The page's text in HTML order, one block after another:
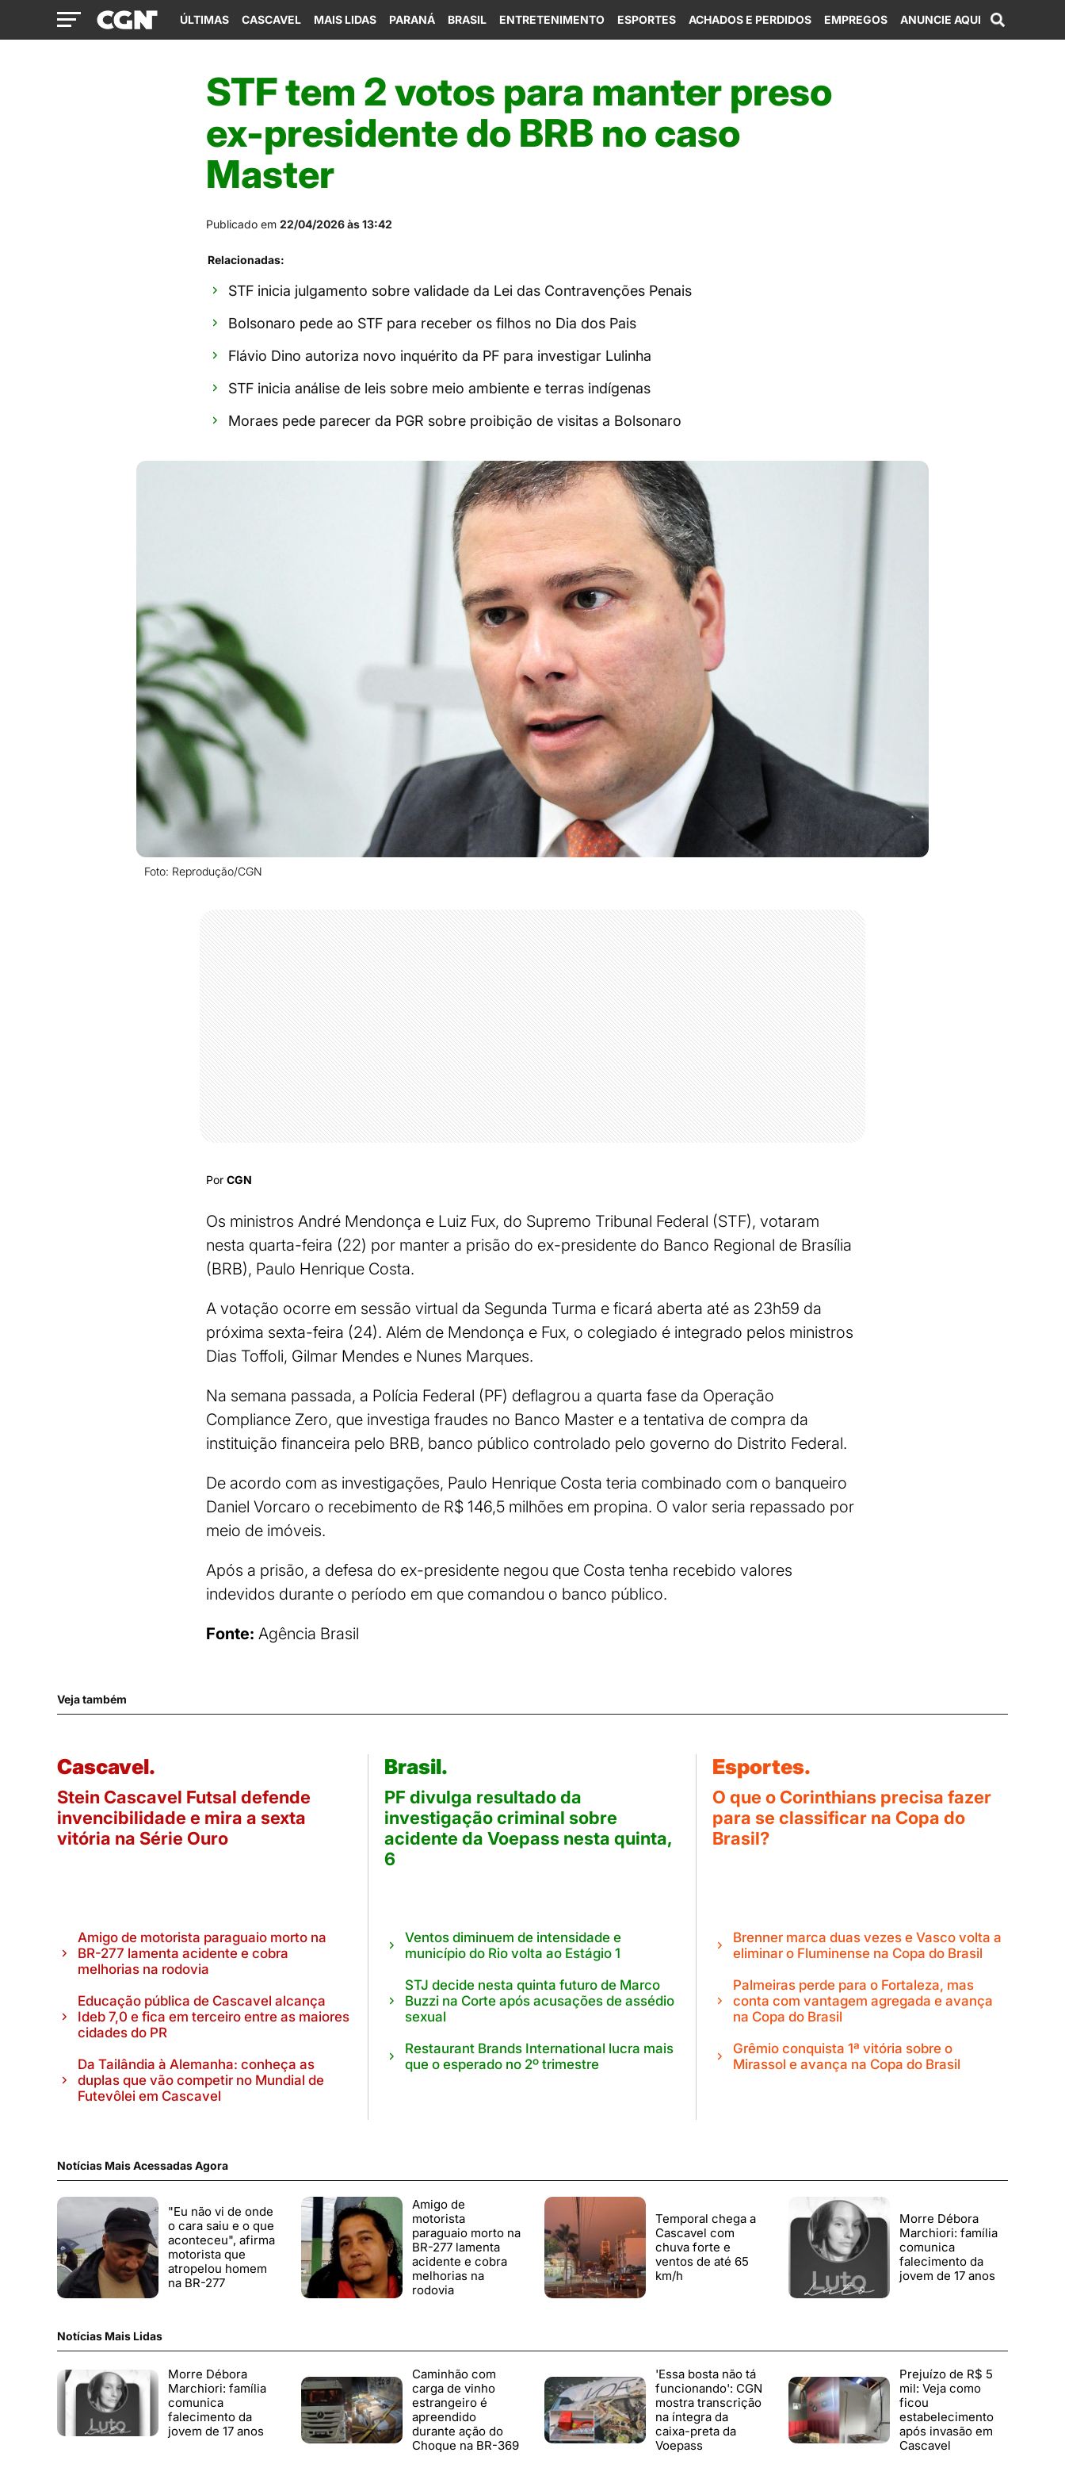
ÚLTIMAS CASCAVEL MAIS LIDAS PARANÁ BRASIL ENTRETENIMENTO ESPORTES ACHADOS E PERDIDOS EMPREGOS ANUNCIE AQUI
STF tem 2 votos para manter preso
ex-presidente do BRB no caso
Master
Publicado em 22/04/2026 às 13:42
Relacionadas:
STF inicia julgamento sobre validade da Lei das Contravenções Penais
Bolsonaro pede ao STF para receber os filhos no Dia dos Pais
Flávio Dino autoriza novo inquérito da PF para investigar Lulinha
STF inicia análise de leis sobre meio ambiente e terras indígenas
Moraes pede parecer da PGR sobre proibição de visitas a Bolsonaro
Foto: Reprodução/CGN
Por CGN
Os ministros André Mendonça e Luiz Fux, do Supremo Tribunal Federal (STF), votaram
nesta quarta-feira (22) por manter a prisão do ex-presidente do Banco Regional de Brasília
(BRB), Paulo Henrique Costa.
A votação ocorre em sessão virtual da Segunda Turma e ficará aberta até as 23h59 da
próxima sexta-feira (24). Além de Mendonça e Fux, o colegiado é integrado pelos ministros
Dias Toffoli, Gilmar Mendes e Nunes Marques.
Na semana passada, a Polícia Federal (PF) deflagrou a quarta fase da Operação
Compliance Zero, que investiga fraudes no Banco Master e a tentativa de compra da
instituição financeira pelo BRB, banco público controlado pelo governo do Distrito Federal.
De acordo com as investigações, Paulo Henrique Costa teria combinado com o banqueiro
Daniel Vorcaro o recebimento de R$ 146,5 milhões em propina. O valor seria repassado por
meio de imóveis.
Após a prisão, a defesa do ex-presidente negou que Costa tenha recebido valores
indevidos durante o período em que comandou o banco público.
Fonte: Agência Brasil
Veja também
Cascavel.
Stein Cascavel Futsal defende
invencibilidade e mira a sexta
vitória na Série Ouro
Amigo de motorista paraguaio morto na
BR-277 lamenta acidente e cobra
melhorias na rodovia
Educação pública de Cascavel alcança
Ideb 7,0 e fica em terceiro entre as maiores
cidades do PR
Da Tailândia à Alemanha: conheça as
duplas que vão competir no Mundial de
Futevôlei em Cascavel
Brasil.
PF divulga resultado da
investigação criminal sobre
acidente da Voepass nesta quinta,
6
Ventos diminuem de intensidade e
município do Rio volta ao Estágio 1
STJ decide nesta quinta futuro de Marco
Buzzi na Corte após acusações de assédio
sexual
Restaurant Brands International lucra mais
que o esperado no 2º trimestre
Esportes.
O que o Corinthians precisa fazer
para se classificar na Copa do
Brasil?
Brenner marca duas vezes e Vasco volta a
eliminar o Fluminense na Copa do Brasil
Palmeiras perde para o Fortaleza, mas
conta com vantagem agregada e avança
na Copa do Brasil
Grêmio conquista 1ª vitória sobre o
Mirassol e avança na Copa do Brasil
Notícias Mais Acessadas Agora
"Eu não vi de onde
o cara saiu e o que
aconteceu", afirma
motorista que
atropelou homem
na BR-277
Amigo de
motorista
paraguaio morto na
BR-277 lamenta
acidente e cobra
melhorias na
rodovia
Temporal chega a
Cascavel com
chuva forte e
ventos de até 65
km/h
Morre Débora
Marchiori: família
comunica
falecimento da
jovem de 17 anos
Notícias Mais Lidas
Morre Débora
Marchiori: família
comunica
falecimento da
jovem de 17 anos
Caminhão com
carga de vinho
estrangeiro é
apreendido
durante ação do
Choque na BR-369
'Essa bosta não tá
funcionando': CGN
mostra transcrição
na íntegra da
caixa-preta da
Voepass
Prejuízo de R$ 5
mil: Veja como
ficou
estabelecimento
após invasão em
Cascavel